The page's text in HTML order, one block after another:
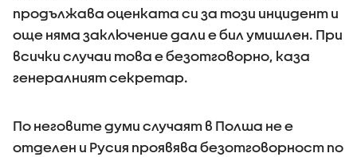
продължава оценката си за този инцидент и
още няма заключение дали е бил умишлен. При
всички случаи това е безотговорно, каза
генералният секретар.
По неговите думи случаят в Полша не е
отделен и Русия проявява безотговорност по